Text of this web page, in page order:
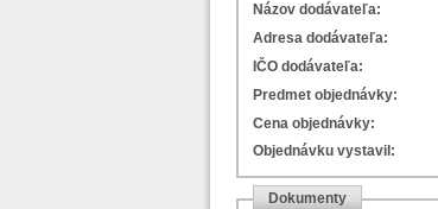
Názov dodávateľa:
Adresa dodávateľa:
IČO dodávateľa:
Predmet objednávky:
Cena objednávky:
Objednávku vystavil:
Dokumenty